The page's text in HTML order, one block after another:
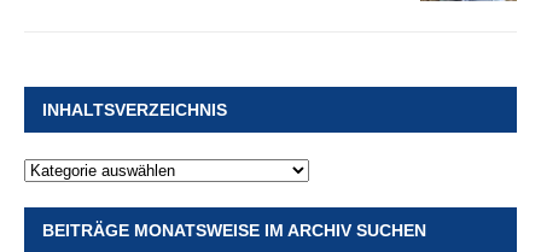
INHALTSVERZEICHNIS
BEITRÄGE MONATSWEISE IM ARCHIV SUCHEN